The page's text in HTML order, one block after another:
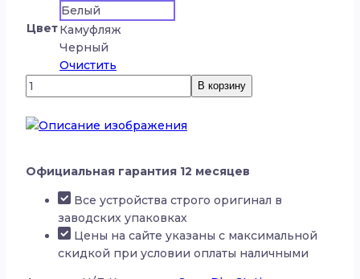
Цвет
Белый
Камуфляж
Черный
Очистить
Количество
товара
Беспроводные/
проводные
PlayStation
PULSE
В корзину
Официальная гарантия 12 месяцев
Все устройства строго оригинал в
заводских упаковках
Цены на сайте указаны с максимальной
скидкой при условии оплаты наличными